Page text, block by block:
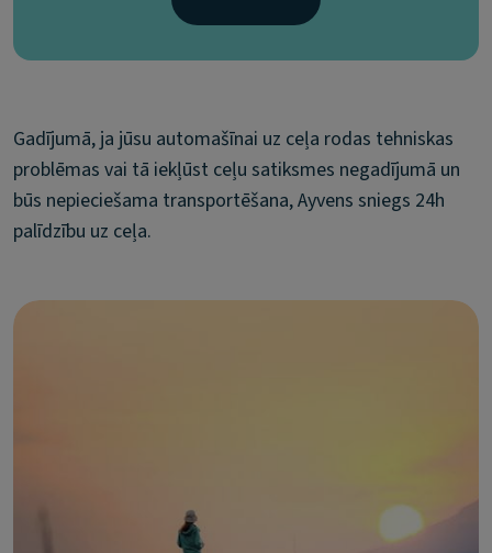
Gadījumā, ja jūsu automašīnai uz ceļa rodas tehniskas
problēmas vai tā iekļūst ceļu satiksmes negadījumā un
būs nepieciešama transportēšana, Ayvens sniegs 24h
palīdzību uz ceļa.